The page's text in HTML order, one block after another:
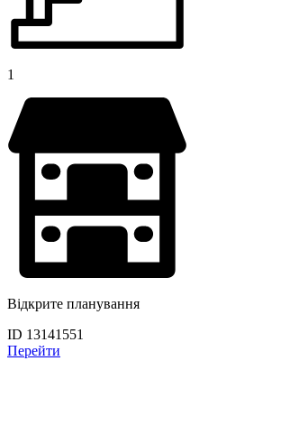
1
Відкрите планування
ID 13141551
Перейти